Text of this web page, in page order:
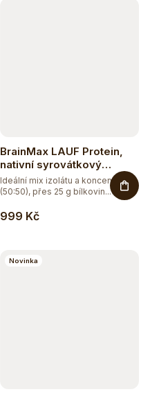
BrainMax LAUF Protein,
nativní syrovátkový
protein, 1000 g - vanilka
999 Kč
Ideální mix izolátu a koncentrátu
(50:50), přes 25 g bílkovin...
Novinka